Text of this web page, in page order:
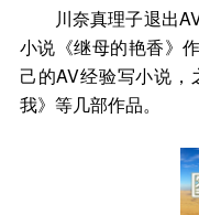
川奈真理子退出
小说《继母的艳香》
己的AV经验写小说
我》等几部作品。